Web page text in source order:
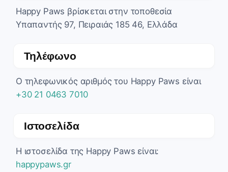
Happy Paws βρίσκεται στην τοποθεσία
Υπαπαντής 97, Πειραιάς 185 46, Ελλάδα
Τηλέφωνο
Ο τηλεφωνικός αριθμός του Happy Paws είναι
+30 21 0463 7010
Ιστοσελίδα
Η ιστοσελίδα της Happy Paws είναι:
happypaws.gr